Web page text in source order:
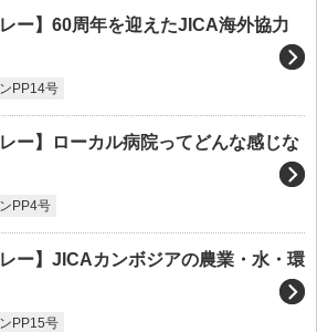
ー】60周年を迎えたJICA海外協力
PP14号
ー】ローカル病院ってどんな感じな
PP4号
ー】JICAカンボジアの農業・水・環
PP15号